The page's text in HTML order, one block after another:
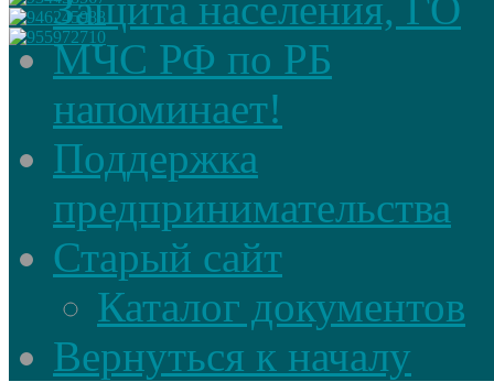
Защита населения, ГО
МЧС РФ по РБ
напоминает!
Поддержка
предпринимательства
Старый сайт
Каталог документов
Вернуться к началу